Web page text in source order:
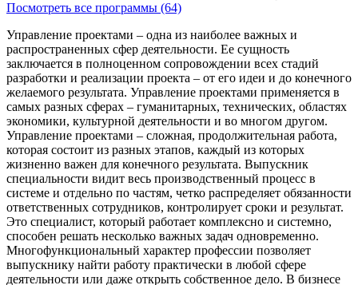
Посмотреть все программы (64)
Управление проектами – одна из наиболее важных и
распространенных сфер деятельности. Ее сущность
заключается в полноценном сопровождении всех стадий
разработки и реализации проекта – от его идеи и до конечного
желаемого результата. Управление проектами применяется в
самых разных сферах – гуманитарных, технических, областях
экономики, культурной деятельности и во многом другом.
Управление проектами – сложная, продолжительная работа,
которая состоит из разных этапов, каждый из которых
жизненно важен для конечного результата. Выпускник
специальности видит весь производственный процесс в
системе и отдельно по частям, четко распределяет обязанности
ответственных сотрудников, контролирует сроки и результат.
Это специалист, который работает комплексно и системно,
способен решать несколько важных задач одновременно.
Многофункциональный характер профессии позволяет
выпускнику найти работу практически в любой сфере
деятельности или даже открыть собственное дело. В бизнесе